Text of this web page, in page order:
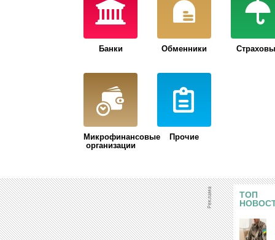
Банки Обменники
Микрофинансовые
организации
Прочие
ТОП